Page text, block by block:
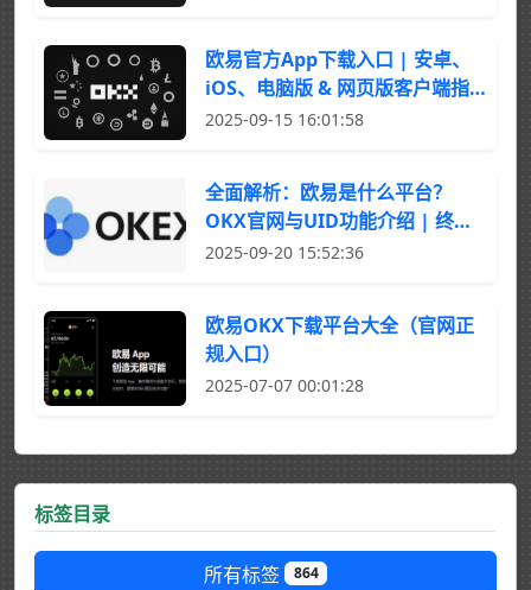
欧易官方App下载入口 | 安卓、
iOS、电脑版 & 网页版客户端指
南
2025-09-15 16:01:58
全面解析：欧易是什么平台？
OKX官网与UID功能介绍 | 终极
指南
2025-09-20 15:52:36
欧易OKX下载平台大全（官网正
规入口）
2025-07-07 00:01:28
标签目录
所有标签 864